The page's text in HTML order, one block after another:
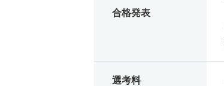
合格発表
選考料